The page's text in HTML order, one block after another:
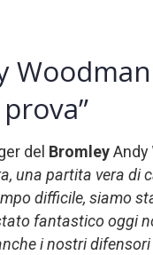
del BromleyAndy
una partita vera di
difficile, siamo
fantastico oggi
i nostri